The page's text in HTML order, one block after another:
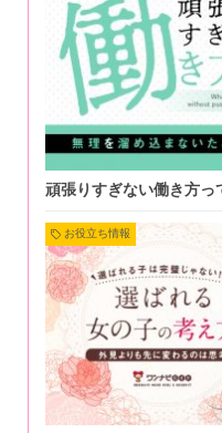
頑張りすぎない働き方っ
お役立ち情報